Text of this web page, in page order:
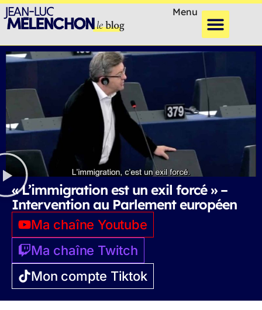
Menu
« L’immigration est un exil forcé » –
Intervention au Parlement européen
Ma chaîne Youtube
Ma chaîne Twitch
Mon compte Tiktok